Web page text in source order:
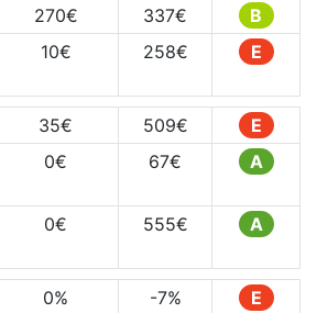
270€ 337€
B
10€ 258€ E
35€ 509€
E
0€ 67€ A
0€ 555€ A
0% -7% E